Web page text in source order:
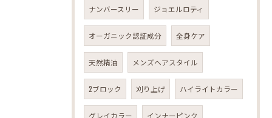
ナンバースリー ジョエルロティ
オーガニック認証成分 全身ケア
天然精油 メンズヘアスタイル
2ブロック 刈り上げ ハイライトカラー
グレイカラー インナーピンク